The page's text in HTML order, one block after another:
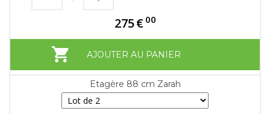
275€ 00
AJOUTER AU PANIER
Etagère 88 cm Zarah